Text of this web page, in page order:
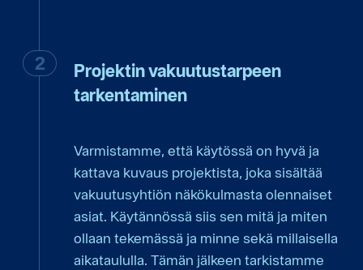
Projektin vakuutustarpeen
tarkentaminen
Varmistamme, että käytössä on hyvä ja
kattava kuvaus projektista, joka sisältää
vakuutusyhtiön näkökulmasta olennaiset
asiat. Käytännössä siis sen mitä ja miten
ollaan tekemässä ja minne sekä millaisella
aikataululla. Tämän jälkeen tarkistamme